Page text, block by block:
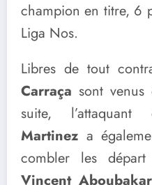
champion en titre, 6
Liga Nos.
Libres de tout
Carraça sont
suite,
Martinez a
combler les
Vincent Aboubakar